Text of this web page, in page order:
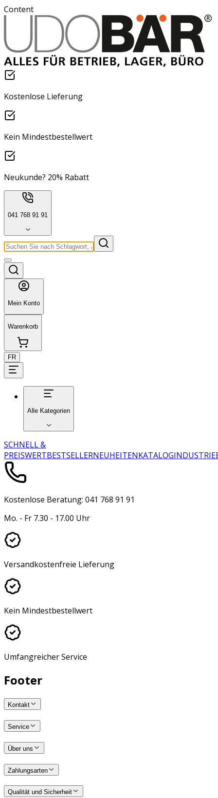
Content
Kostenlose Lieferung
Kein Mindestbestellwert
Neukunde? 20% Rabatt
041 768 91 91
Mein Konto
Warenkorb
FR
Alle Kategorien
SCHNELL &
PREISWERTBESTSELLERNEUHEITENKATALOG
Kostenlose Beratung: 041 768 91 91
Mo. - Fr 7.30 - 17.00 Uhr
Versandkostenfreie Lieferung
Kein Mindestbestellwert
Umfangreicher Service
Footer
Kontakt
Service
Über uns
Zahlungsarten
Qualität und Sicherheit